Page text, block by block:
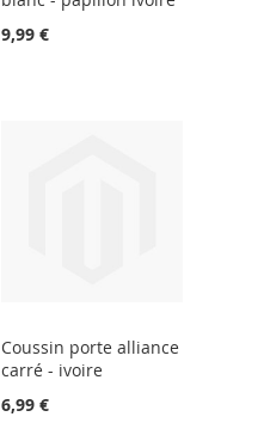
9,99 €
Coussin porte alliance
carré - ivoire
6,99 €